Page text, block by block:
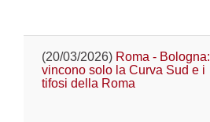
(20/03/2026) Roma - Bologna:
vincono solo la Curva Sud e i
tifosi della Roma